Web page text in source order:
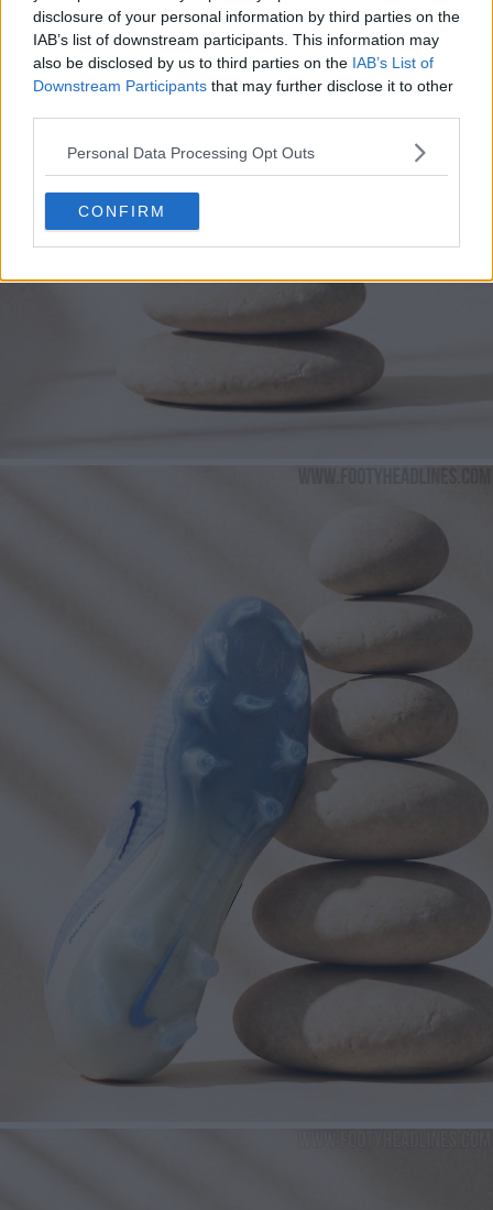
disclosure of your personal information by third parties on the
IAB’s list of downstream participants. This information may
also be disclosed by us to third parties on the IAB’s List of
Downstream Participants that may further disclose it to other
Personal Data Processing Opt Outs
CONFIRM